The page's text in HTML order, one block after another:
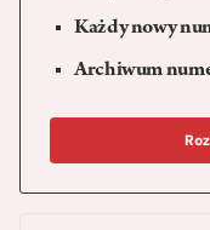
Każdy nowy
Archiwum